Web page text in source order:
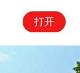
打开